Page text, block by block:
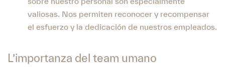
valiosas. Nos permiten reconocer y recompensar
el esfuerzo y la dedicación de nuestros empleados.
L’importanza del team umano